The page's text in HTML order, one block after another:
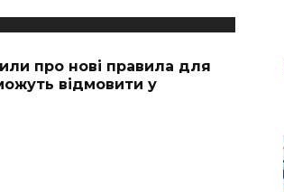
про нові правила для
відмовити у